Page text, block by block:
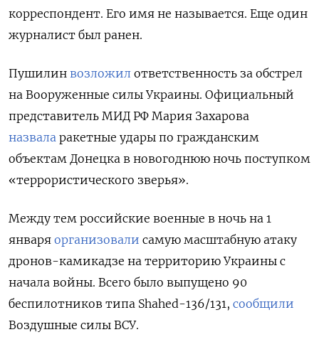
корреспондент. Его имя не называется. Еще один
журналист был ранен.
Пушилин возложил ответственность за обстрел
на Вооруженные силы Украины. Официальный
представитель МИД РФ Мария Захарова
назвала ракетные удары по гражданским
объектам Донецка в новогоднюю ночь поступком
«террористического зверья».
Между тем российские военные в ночь на 1
января организовали самую масштабную атаку
дронов-камикадзе на территорию Украины с
начала войны. Всего было выпущено 90
беспилотников типа Shahed-136/131, сообщили
Воздушные силы ВСУ.